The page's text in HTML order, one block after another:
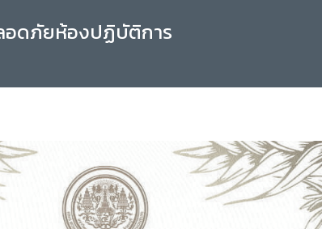
อดภัยห้องปฏิบัติการ